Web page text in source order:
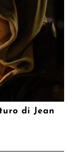
di Jean